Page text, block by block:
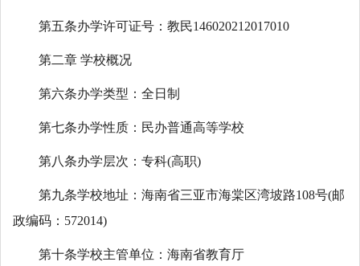
第五条办学许可证号：教民146020212017010
第二章 学校概况
第六条办学类型：全日制
第七条办学性质：民办普通高等学校
第八条办学层次：专科(高职)
第九条学校地址：海南省三亚市海棠区湾坡路108号(邮
政编码：572014)
第十条学校主管单位：海南省教育厅